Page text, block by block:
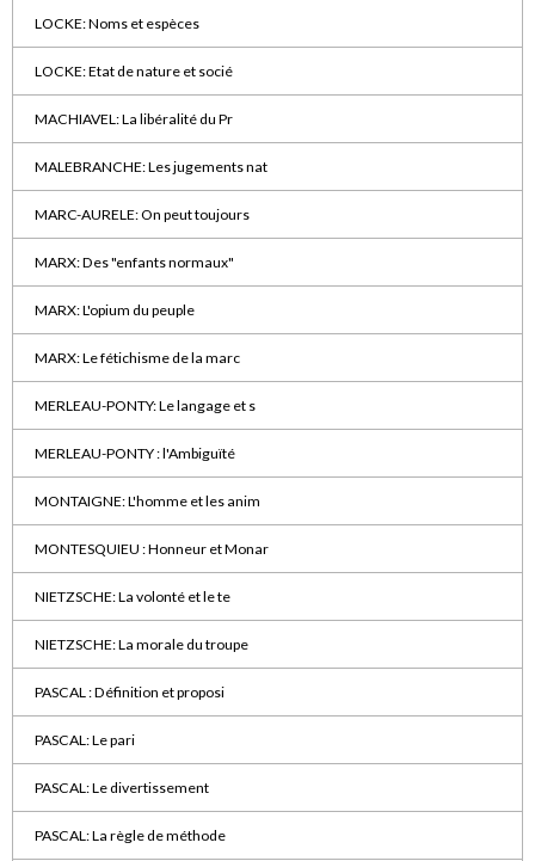
LOCKE: Noms et espèces
LOCKE: Etat de nature et socié
MACHIAVEL: La libéralité du Pr
MALEBRANCHE: Les jugements nat
MARC-AURELE: On peut toujours
MARX: Des "enfants normaux"
MARX: L'opium du peuple
MARX: Le fétichisme de la marc
MERLEAU-PONTY: Le langage et s
MERLEAU-PONTY : l'Ambiguïté
MONTAIGNE: L'homme et les anim
MONTESQUIEU : Honneur et Monar
NIETZSCHE: La volonté et le te
NIETZSCHE: La morale du troupe
PASCAL : Définition et proposi
PASCAL: Le pari
PASCAL: Le divertissement
PASCAL: La règle de méthode